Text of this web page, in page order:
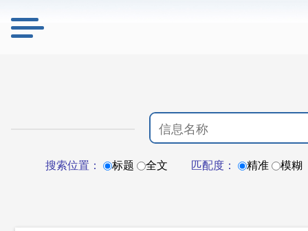
搜索位置： 标题 全文 匹配度： 精准 模糊